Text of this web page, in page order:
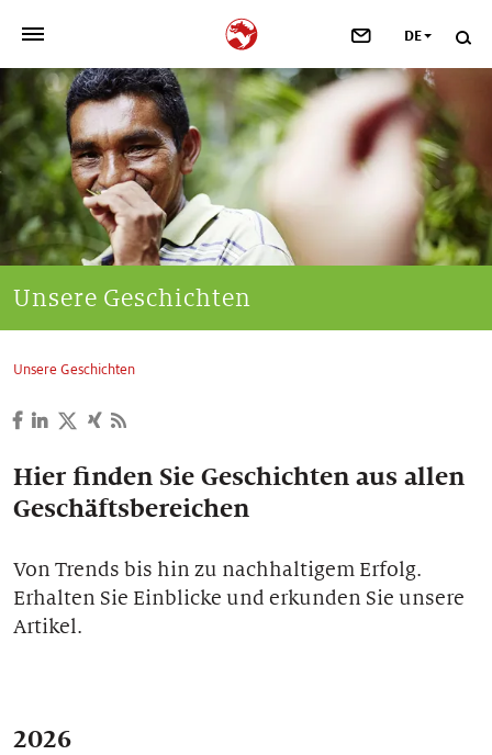
UNSER UNTERNEHMEN
NEWSROOM >
INVESTOREN >
>
IHRE KARRIERE >
Unsere Geschichten
DE
Unsere Geschichten
Unsere Geschichten
Hier finden Sie Geschichten aus allen
Geschäftsbereichen
Von Trends bis hin zu nachhaltigem Erfolg.
Erhalten Sie Einblicke und erkunden Sie unsere
Artikel.
2026